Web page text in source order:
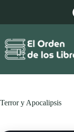
Terror y Apocalipsis